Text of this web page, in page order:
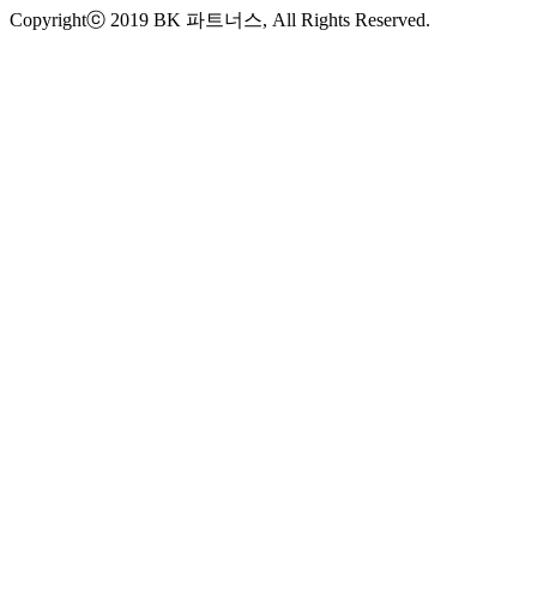
Copyrightⓒ 2019 BK 파트너스, All Rights Reserved.